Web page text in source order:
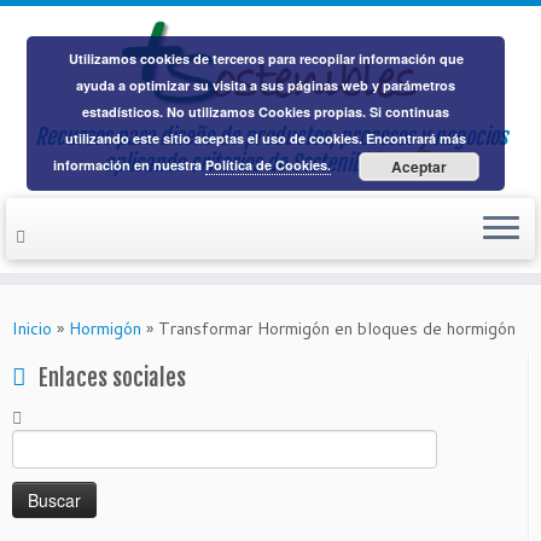
Recursos para diseño de productos, procesos y negocios
aplicandocriterios de Sostenibilidad
Inicio » Hormigón » Transformar Hormigón en bloques de hormigón
Enlaces sociales
Utilizamos cookies de terceros para recopilar información que
ayuda a optimizar su visita a sus páginas web y parámetros
estadísticos. No utilizamos Cookies propias. Si continuas
utilizando este sitio aceptas el uso de cookies. Encontrará más
información en nuestraPolítica de Cookies. Aceptar